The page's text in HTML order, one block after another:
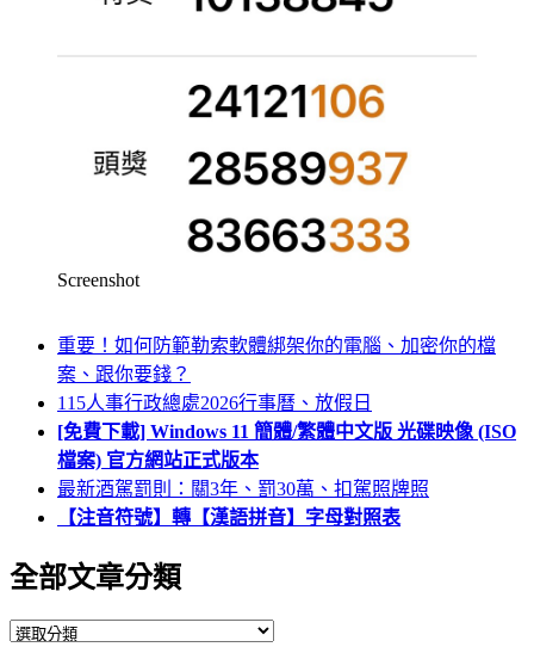
Screenshot
重要！如何防範勒索軟體綁架你的電腦、加密你的檔
案、跟你要錢？
115人事行政總處2026行事曆、放假日
[免費下載] Windows 11 簡體/繁體中文版 光碟映像 (ISO
檔案) 官方網站正式版本
最新酒駕罰則：關3年、罰30萬、扣駕照牌照
【注音符號】轉【漢語拼音】字母對照表
全部文章分類
全